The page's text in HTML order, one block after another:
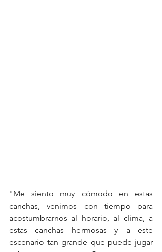
"Me siento muy cómodo en estas
canchas, venimos con tiempo para
acostumbrarnos al horario, al clima, a
estas canchas hermosas y a este
escenario tan grande que puede jugar